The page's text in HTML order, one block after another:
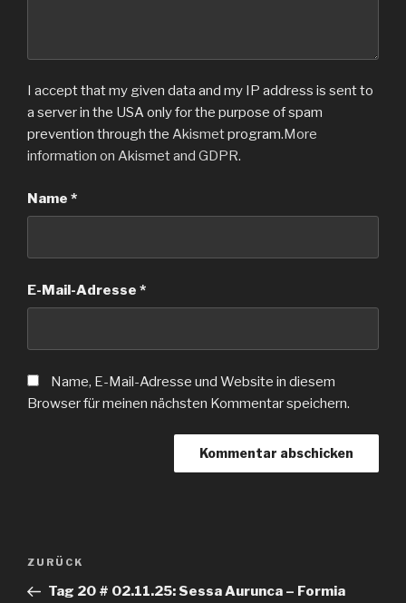
I accept that my given data and my IP address is sent to
a server in the USA only for the purpose of spam
prevention through the Akismetprogram.More
information on Akismet and GDPR.
Name *
E-Mail-Adresse *
Name, E-Mail-Adresse und Website in diesem
Browser für meinen nächsten Kommentar speichern.
Beitragsnavigation
Vorheriger
Beitrag
ZURÜCK
Tag 20 # 02.11.25: Sessa Aurunca – Formia